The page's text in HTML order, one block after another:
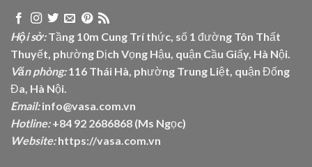
Hội sở:Tầng 10m Cung Trí thức, số 1 đường Tôn Thất
Thuyết, phường Dịch Vọng Hậu, quận Cầu Giấy, Hà Nội.
Văn phòng:116 Thái Hà, phường Trung Liệt, quận Đống
Đa, Hà Nội.
Email:info@vasa.com.vn
Hotline:+84 92 2686868 (Ms Ngọc)
Website: https://vasa.com.vn